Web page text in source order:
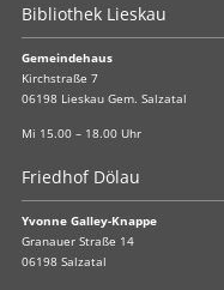
Bibliothek Lieskau
Gemeindehaus
Kirchstraße 7
06198 Lieskau Gem. Salzatal
Mi 15.00 – 18.00 Uhr
Friedhof Dölau
Yvonne Galley-Knappe
Granauer Straße 14
06198 Salzatal